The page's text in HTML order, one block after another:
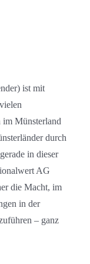
ist mit
im Münsterland
durch
in dieser
AG
die Macht, im
in der
– ganz